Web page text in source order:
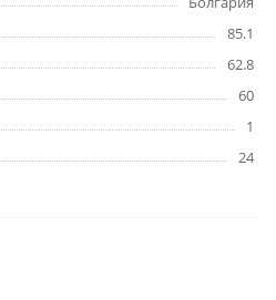
85.1
62.8
60
1
24